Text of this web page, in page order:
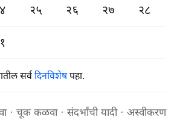
२५ २६ २७ २८
सर्वदिनविशेषपहा.
· चूक कळवा· संदर्भांची यादी· अस्वीकरण